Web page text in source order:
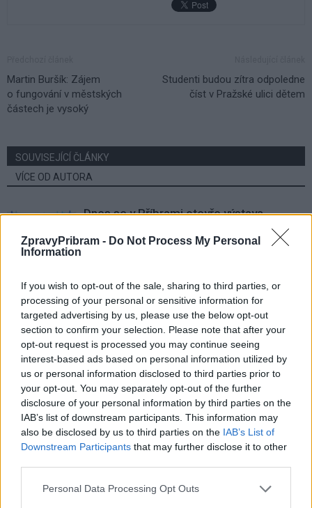
ZpravyPribram - Do Not Process My Personal
Information
If you wish to opt-out of the sale, sharing to third parties, or
processing of your personal or sensitive information for
targeted advertising by us, please use the below opt-out
section to confirm your selection. Please note that after your
opt-out request is processed you may continue seeing
interest-based ads based on personal information utilized by
us or personal information disclosed to third parties prior to
your opt-out. You may separately opt-out of the further
disclosure of your personal information by third parties on the
IAB’s list of downstream participants. This information may
also be disclosed by us to third parties on the IAB’s List of
Downstream Participants that may further disclose it to other
Personal Data Processing Opt Outs
Martin Buršík: Zájem
o fungování v městských
částech je vysoký
Studenti budou zítra odpoledne
číst v Pražské ulici dětem
SOUVISEJÍCÍ ČLÁNKY
VÍCE OD AUTORA
Kultura
Dnes se v Příbrami otevře výstava
Rovnováha života. Vernisáž nabídne
i hudební a básnický program
Dobříšsko
Festival hudby na zámku Dobříš sází na
jedinečnou atmosféru. Klasiku propojí
s dalšími žánry i rodinným programem
Fesťáczek Presents poprvé míří do
Lesního divadla Skalka. Nabídne hudbu,
divadlo i tvořivé dílny